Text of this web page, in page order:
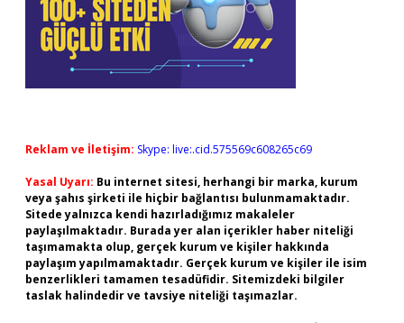
Reklam ve İletişim: Skype: live:.cid.575569c608265c69
Yasal Uyarı: Bu internet sitesi, herhangi bir marka, kurum
veya şahıs şirketi ile hiçbir bağlantısı bulunmamaktadır.
Sitede yalnızca kendi hazırladığımız makaleler
paylaşılmaktadır. Burada yer alan içerikler haber niteliği
taşımamakta olup, gerçek kurum ve kişiler hakkında
paylaşım yapılmamaktadır. Gerçek kurum ve kişiler ile isim
benzerlikleri tamamen tesadüfidir. Sitemizdeki bilgiler
taslak halindedir ve tavsiye niteliği taşımazlar.